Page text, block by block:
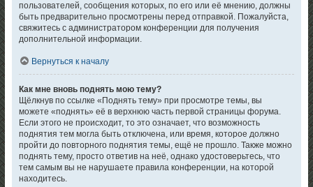
пользователей, сообщения которых, по его или её мнению, должны
быть предварительно просмотрены перед отправкой. Пожалуйста,
свяжитесь с администратором конференции для получения
дополнительной информации.
Вернуться к началу
Как мне вновь поднять мою тему?
Щёлкнув по ссылке «Поднять тему» при просмотре темы, вы
можете «поднять» её в верхнюю часть первой страницы форума.
Если этого не происходит, то это означает, что возможность
поднятия тем могла быть отключена, или время, которое должно
пройти до повторного поднятия темы, ещё не прошло. Также можно
поднять тему, просто ответив на неё, однако удостоверьтесь, что
тем самым вы не нарушаете правила конференции, на которой
находитесь.